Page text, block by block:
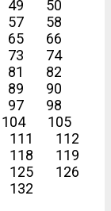
49
50
57
58
65
66
73
74
81
82
89
90
97
98
104
105
111
112
118
119
125
126
132